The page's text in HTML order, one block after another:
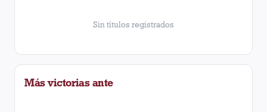
Sin títulos registrados
Más victorias ante